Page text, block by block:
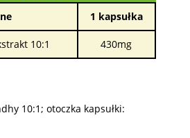
1 kapsułka
10:1 430mg
10:1; otoczka kapsułki: